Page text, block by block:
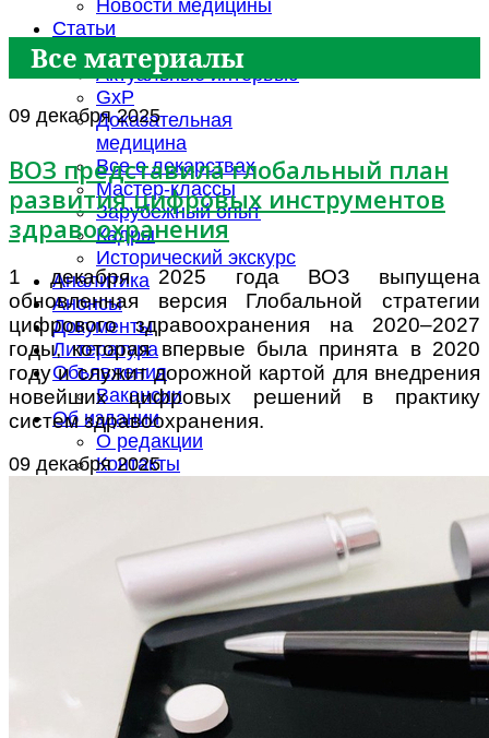
Новости медицины
Статьи
События
Актуальные интервью
GxP
Доказательная
медицина
Все о лекарствах
Мастер-классы
Зарубежный опыт
Кадры
Исторический экскурс
Аналитика
Анонсы
Документы
Литература
Объявления
Вакансии
Об издании
О редакции
Контакты
Все материалы
09 декабря 2025
ВОЗ представила глобальный план
развития цифровых инструментов
здравоохранения
1 декабря 2025 года ВОЗ выпущена
обновленная версия Глобальной стратегии
цифрового здравоохранения на 2020–2027
годы, которая впервые была принята в 2020
году ислужит дорожной картой для внедрения
новейших цифровых решений в практику
систем здравоохранения.
09 декабря 2025